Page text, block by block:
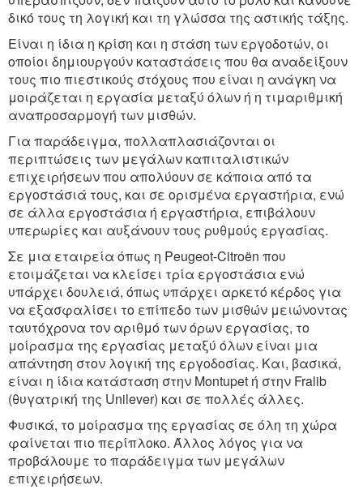
δικό τους τη λογική και τη γλώσσα της αστικής τάξης.
Είναι η ίδια η κρίση και η στάση των εργοδοτών, οι
οποίοι δημιουργούν καταστάσεις που θα αναδείξουν
τους πιο πιεστικούς στόχους που είναι η ανάγκη να
μοιράζεται η εργασία μεταξύ όλων ή η τιμαριθμική
αναπροσαρμογή των μισθών.
Για παράδειγμα, πολλαπλασιάζονται οι
περιπτώσεις των μεγάλων καπιταλιστικών
επιχειρήσεων που απολύουν σε κάποια από τα
εργοστάσιά τους, και σε ορισμένα εργαστήρια, ενώ
σε άλλα εργοστάσια ή εργαστήρια, επιβάλουν
υπερωρίες και αυξάνουν τους ρυθμούς εργασίας.
Σε μια εταιρεία όπως η Peugeot-Citroën που
ετοιμάζεται να κλείσει τρία εργοστάσια ενώ
υπάρχει δουλειά, όπως υπάρχει αρκετό κέρδος για
να εξασφαλίσει το επίπεδο των μισθών μειώνοντας
ταυτόχρονα τον αριθμό των όρων εργασίας, το
μοίρασμα της εργασίας μεταξύ όλων είναι μια
απάντηση στον λογική της εργοδοσίας. Και, βασικά,
είναι η ίδια κατάσταση στην Montupet ή στην Fralib
(θυγατρική της Unilever) και σε πολλές άλλες.
Φυσικά, το μοίρασμα της εργασίας σε όλη τη χώρα
φαίνεται πιο περίπλοκο. Άλλος λόγος για να
προβάλουμε το παράδειγμα των μεγάλων
επιχειρήσεων.